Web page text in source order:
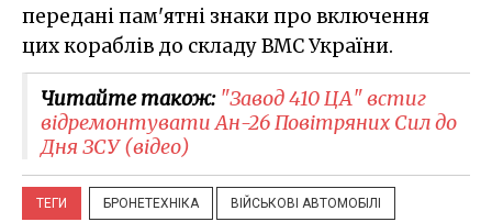
передані пам'ятні знаки про включення
цих кораблів до складу ВМС України.
Читайте також: "Завод 410 ЦА" встиг
відремонтувати Ан-26 Повітряних Сил до
Дня ЗСУ (відео)
ТЕГИ БРОНЕТЕХНІКА ВІЙСЬКОВІ АВТОМОБІЛІ